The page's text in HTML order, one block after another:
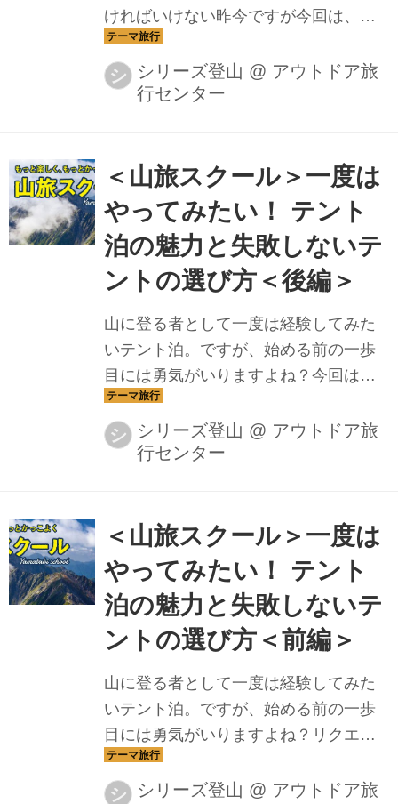
ければいけない昨今ですが今回は、新
しい生活用紙に適応した登山スタイル
を「山旅スクール」ガイド陣とともに
実践してきました。具体的には、皆さ
した登山の体験レポートとなっており
ます
シ シリーズ登山 @ アウトドア旅
行センター
＜山旅スクール＞一度は
やってみたい！ テント
泊の魅力と失敗しないテ
ントの選び方＜後編＞
山に登る者として一度は経験してみた
いテント泊。ですが、始める前の一歩
目には勇気がいりますよね？今回はそ
んなテント泊の魅力とテント購入にあ
たっての選び方を山旅スクールガイド
陣がレクチャーしていきます
シ シリーズ登山 @ アウトドア旅
行センター
＜山旅スクール＞一度は
やってみたい！ テント
泊の魅力と失敗しないテ
ントの選び方＜前編＞
山に登る者として一度は経験してみた
いテント泊。ですが、始める前の一歩
目には勇気がいりますよね？リクエス
トが最も多かった「テント泊」につい
て解説していきます山旅スクールガイ
シ シリーズ登山 @ アウトドア旅